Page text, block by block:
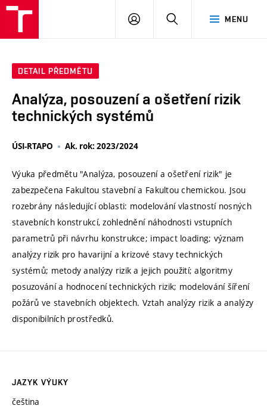
MENU
PŘIHLÁSIT
DETAIL PŘEDMĚTU
Analýza, posouzení a ošetření rizik
technických systémů
ÚSI-RTAPO Ak. rok: 2023/2024
Výuka předmětu "Analýza, posouzení a ošetření rizik" je
zabezpečena Fakultou stavební a Fakultou chemickou. Jsou
rozebrány následující oblasti: modelování vlastností nosných
stavebních konstrukcí, zohlednění náhodnosti vstupních
parametrů při návrhu konstrukce; impact loading; význam
analýzy rizik pro havarijní a krizové stavy technických
systémů; metody analýzy rizik a jejich použití; algoritmy
posuzování a hodnocení technických rizik; modelování šíření
požárů ve stavebních objektech. Vztah analýzy rizik a analýzy
disponibilních prostředků.
JAZYK VÝUKY
čeština